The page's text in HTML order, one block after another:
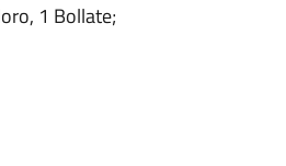
1 Bollate;